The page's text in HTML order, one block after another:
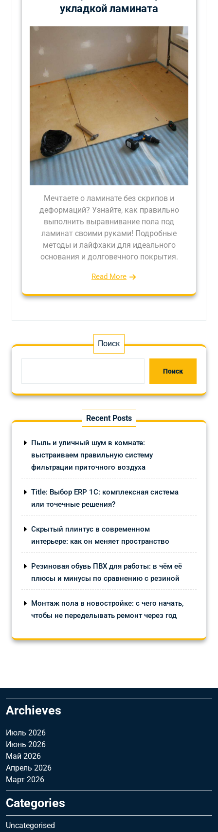
укладкой ламината
Мечтаете о ламинате без скрипов и
деформаций? Узнайте, как правильно
выполнить выравнивание пола под
ламинат своими руками! Подробные
методы и лайфхаки для идеального
основания и долговечного покрытия.
Read More
Поиск
Поиск
Recent Posts
Пыль и уличный шум в комнате:
выстраиваем правильную систему
фильтрации приточного воздуха
Title: Выбор ERP 1С: комплексная система
или точечные решения?
Скрытый плинтус в современном
интерьере: как он меняет пространство
Резиновая обувь ПВХ для работы: в чём её
плюсы и минусы по сравнению с резиной
Монтаж пола в новостройке: с чего начать,
чтобы не переделывать ремонт через год
Archieves
Июль 2026
Июнь 2026
Май 2026
Апрель 2026
Март 2026
Categories
Uncategorised